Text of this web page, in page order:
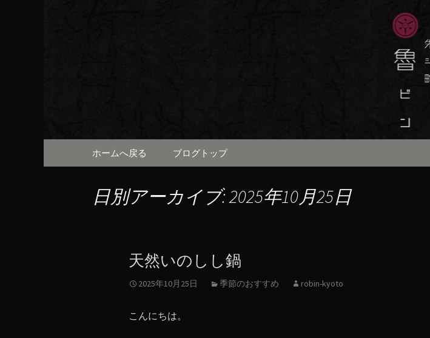
京都・先斗町の京
（ろびん）」の公式
京都・先斗町の京町家で美味しい季節の京料理・
知らせや、お料理について最新情報をおとどけし
コンテンツへ移動
ホームへ戻る ブログトップ
日別アーカイブ: 2025年10月25日
天然いのしし鍋
2025年10月25日 季節のおすすめ robin-kyoto
こんにちは。